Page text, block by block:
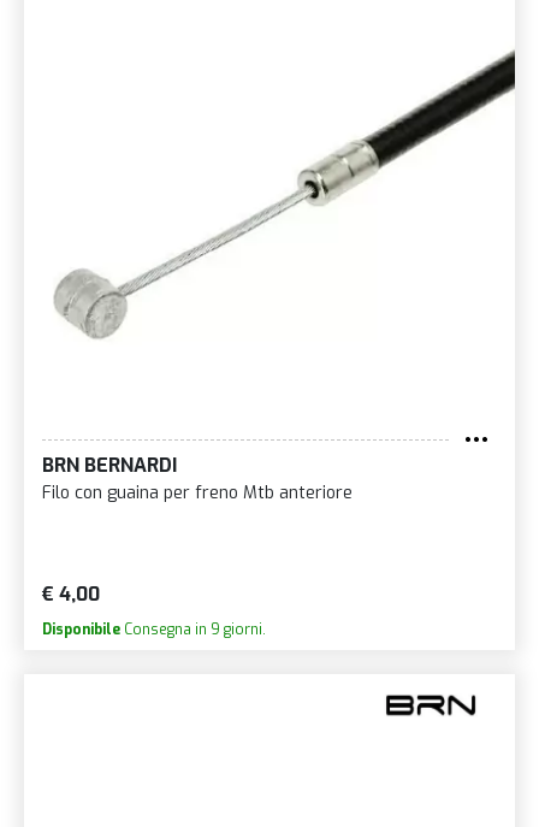
BRN BERNARDI
Filo con guaina per freno Mtb anteriore
€ 4,00
Disponibile Consegna in 9 giorni.